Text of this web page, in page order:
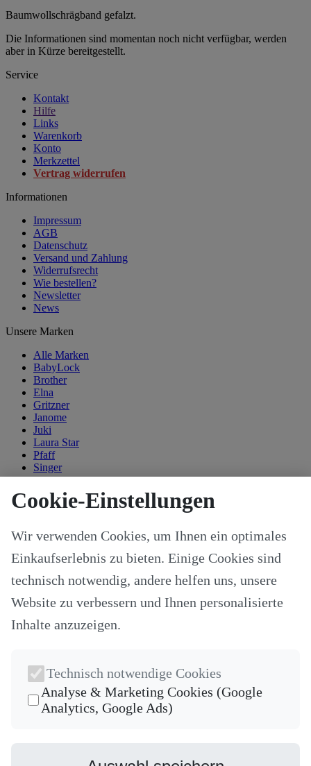
Baumwollschrägband gefalzt.
Die Informationen sind momentan noch nicht verfügbar, werden
aber in Kürze bereitgestellt.
Service
Kontakt
Hilfe
Links
Warenkorb
Konto
Merkzettel
Vertrag widerrufen
Informationen
Impressum
AGB
Datenschutz
Versand und Zahlung
Widerrufsrecht
Wie bestellen?
Newsletter
News
Unsere Marken
Alle Marken
BabyLock
Brother
Elna
Gritzner
Janome
Juki
Laura Star
Pfaff
Singer
Kategorien
Nähzubehör
Ersatzteile
Stricken und Häkeln
Schneideplotter und Zubehör
Sticksoftware
Unsere Hersteller
Newsletter
Die neuesten Produkte und die besten Angebote per E-Mail, damit
Ihr nichts mehr verpasst.
Cookie-Einstellungen
Wir verwenden Cookies, um Ihnen ein optimales
Einkaufserlebnis zu bieten. Einige Cookies sind
technisch notwendig, andere helfen uns, unsere
Website zu verbessern und Ihnen personalisierte
Inhalte anzuzeigen.
Technisch notwendige Cookies
Analyse & Marketing Cookies (Google
Analytics, Google Ads)